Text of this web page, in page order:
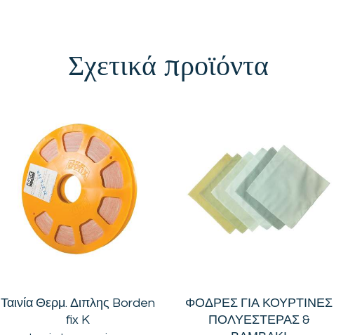
Σχετικά προϊόντα
Ταινία Θερμ. Διπλης Borden
fix K
ΦΟΔΡΕΣ ΓΙΑ ΚΟΥΡΤΙΝΕΣ
ΠΟΛΥΕΣΤΕΡΑΣ &